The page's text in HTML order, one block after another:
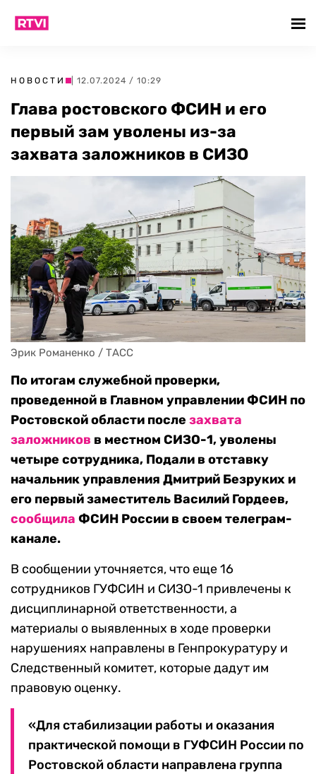
НОВОСТИ | 12.07.2024 / 10:29
Глава ростовского ФСИН и его
первый зам уволены из-за
захвата заложников в СИЗО
Эрик Романенко / ТАСС
По итогам служебной проверки,
проведенной в Главном управлении ФСИН по
Ростовской области после захвата
заложников в местном СИЗО-1, уволены
четыре сотрудника, Подали в отставку
начальник управления Дмитрий Безруких и
его первый заместитель Василий Гордеев,
сообщила ФСИН России в своем телеграм-
канале.
В сообщении уточняется, что еще 16
сотрудников ГУФСИН и СИЗО-1 привлечены к
дисциплинарной ответственности, а
материалы о выявленных в ходе проверки
нарушениях направлены в Генпрокуратуру и
Следственный комитет, которые дадут им
правовую оценку.
«Для стабилизации работы и оказания
практической помощи в ГУФСИН России по
Ростовской области направлена группа